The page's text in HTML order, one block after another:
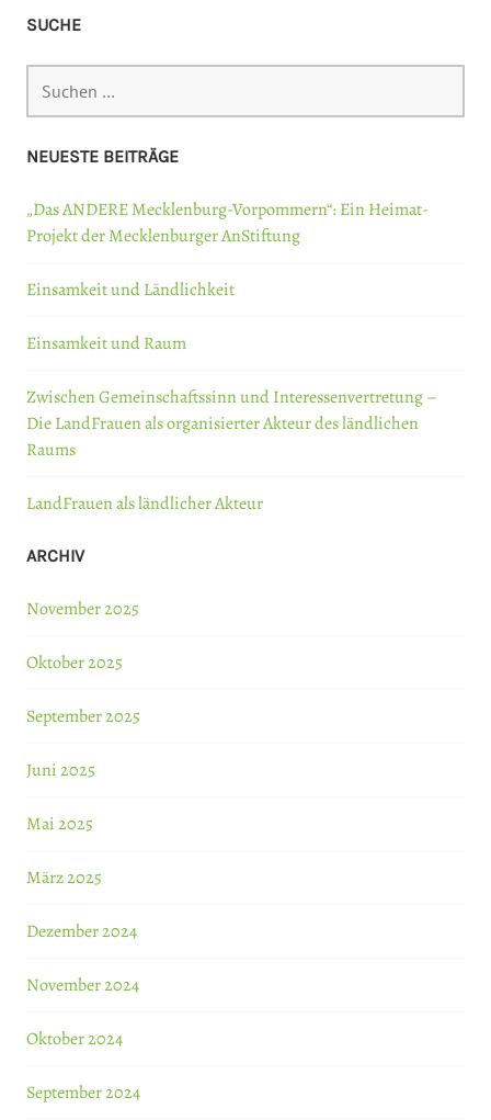
SUCHE
nach:
NEUESTE BEITRÄGE
„Das ANDERE Mecklenburg-Vorpommern“: Ein Heimat-
Projekt der Mecklenburger AnStiftung
Einsamkeit und Ländlichkeit
Einsamkeit und Raum
Zwischen Gemeinschaftssinn und Interessenvertretung –
Die LandFrauen als organisierter Akteur des ländlichen
Raums
LandFrauen als ländlicher Akteur
ARCHIV
November 2025
Oktober 2025
September 2025
Juni 2025
Mai 2025
März 2025
Dezember 2024
November 2024
Oktober 2024
September 2024